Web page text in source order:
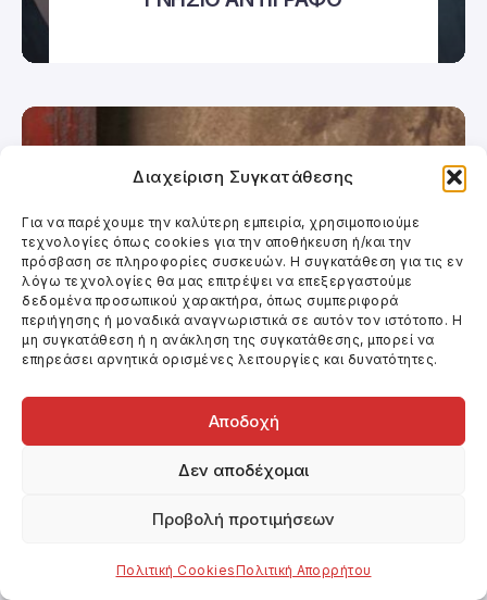
Διαχείριση Συγκατάθεσης
Για να παρέχουμε την καλύτερη εμπειρία, χρησιμοποιούμε
τεχνολογίες όπως cookies για την αποθήκευση ή/και την
πρόσβαση σε πληροφορίες συσκευών. Η συγκατάθεση για τις εν
λόγω τεχνολογίες θα μας επιτρέψει να επεξεργαστούμε
δεδομένα προσωπικού χαρακτήρα, όπως συμπεριφορά
περιήγησης ή μοναδικά αναγνωριστικά σε αυτόν τον ιστότοπο. Η
μη συγκατάθεση ή η ανάκληση της συγκατάθεσης, μπορεί να
επηρεάσει αρνητικά ορισμένες λειτουργίες και δυνατότητες.
Αποδοχή
Δεν αποδέχομαι
Προβολή προτιμήσεων
Πολιτική CookiesΠολιτική Απορρήτου
Κινηματογράφος
Ο ΠΑΡΑΧΑΡΑΚΤΗΣ